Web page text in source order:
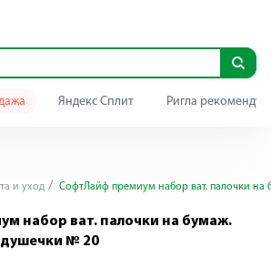
Яндекс Сплит Ригла
и уход СофтЛайф премиум набор ват. палочки
набор ват. палочки на бумаж.
№ 20